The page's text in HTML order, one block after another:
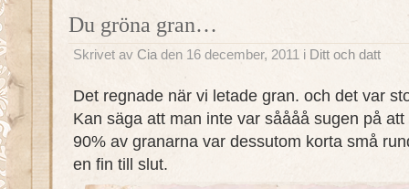
Du gröna gran…
Skrivet av Cia den 16 december, 2011 i Ditt och datt
Det regnade när vi letade gran. och det var
Kan säga att man inte var såååå sugen på
90% av granarna var dessutom korta små
en fin till slut.